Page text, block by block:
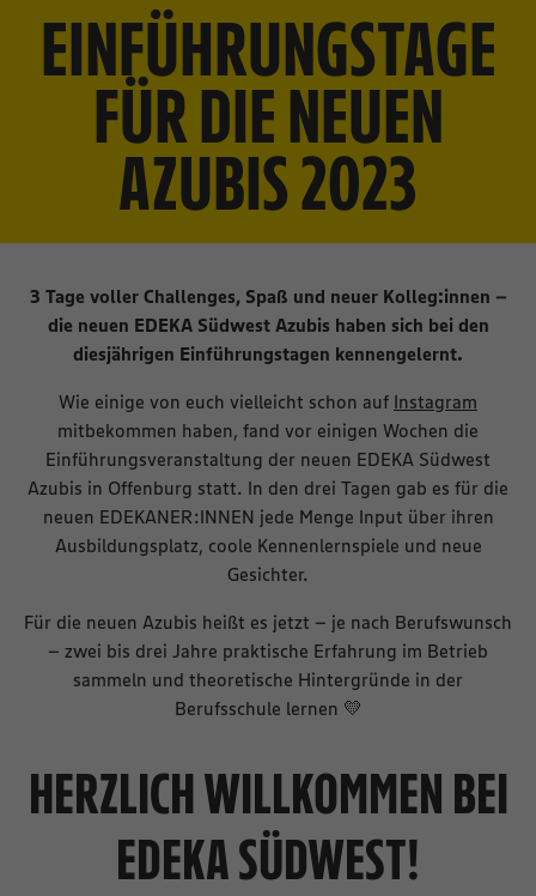
EINFÜHRUNGSTAGE
FÜR DIE NEUEN
AZUBIS 2023
3 Tage voller Challenges, Spaß und neuer Kolleg:innen –
die neuen EDEKA Südwest Azubis haben sich bei den
diesjährigen Einführungstagen kennengelernt.
Wie einige von euch vielleicht schon auf Instagram
mitbekommen haben, fand vor einigen Wochen die
Einführungsveranstaltung der neuen EDEKA Südwest
Azubis in Offenburg statt. In den drei Tagen gab es für die
neuen EDEKANER:INNEN jede Menge Input über ihren
Ausbildungsplatz, coole Kennenlernspiele und neue
Gesichter.
Für die neuen Azubis heißt es jetzt – je nach Berufswunsch
– zwei bis drei Jahre praktische Erfahrung im Betrieb
sammeln und theoretische Hintergründe in der
Berufsschule lernen 💛
HERZLICH WILLKOMMEN BEI
EDEKA SÜDWEST!